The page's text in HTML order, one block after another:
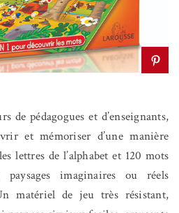
de pédagogues et d’enseignants,
et mémoriser d’une manière
lettres de l’alphabet et 120 mots
imaginaires ou réels
matériel de jeu très résistant,